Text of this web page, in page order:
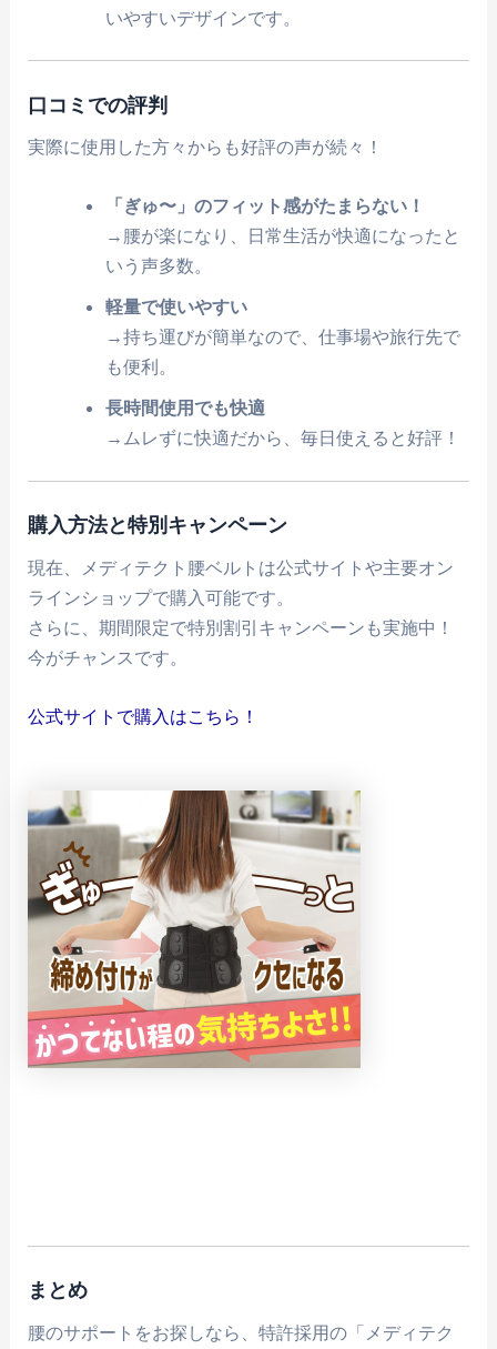
いやすいデザインです。
口コミでの評判
実際に使用した方々からも好評の声が続々！
「ぎゅ〜」のフィット感がたまらない！
→腰が楽になり、日常生活が快適になったと
いう声多数。
軽量で使いやすい
→持ち運びが簡単なので、仕事場や旅行先で
も便利。
長時間使用でも快適
→ムレずに快適だから、毎日使えると好評！
購入方法と特別キャンペーン
現在、メディテクト腰ベルトは公式サイトや主要オン
ラインショップで購入可能です。
さらに、期間限定で特別割引キャンペーンも実施中！
今がチャンスです。
公式サイトで購入はこちら！
まとめ
腰のサポートをお探しなら、特許採用の「メディテク